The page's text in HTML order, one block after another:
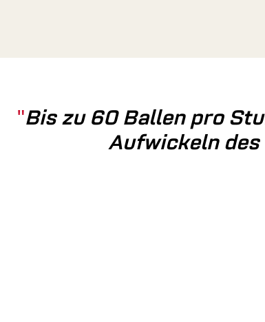
Bis zu 60 Ballen pro
Aufwickeln